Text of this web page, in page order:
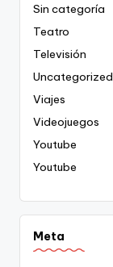
Sin categoría
Teatro
Televisión
Uncategorized
Viajes
Videojuegos
Youtube
Youtube
Meta